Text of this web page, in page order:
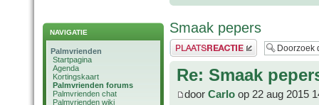
NAVIGATIE
Palmvrienden
Startpagina
Agenda
Kortingskaart
Palmvrienden forums
Palmvrienden chat
Palmvrienden wiki
Smaak pepers
Plaats een reactie
Re: Smaak
door Carlo op 22 aug 2015